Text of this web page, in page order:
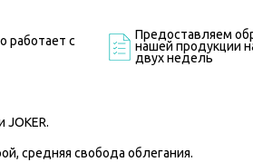
работает с
Предоставляем
нашей продукции
двух недель
средняя свобода облегания.